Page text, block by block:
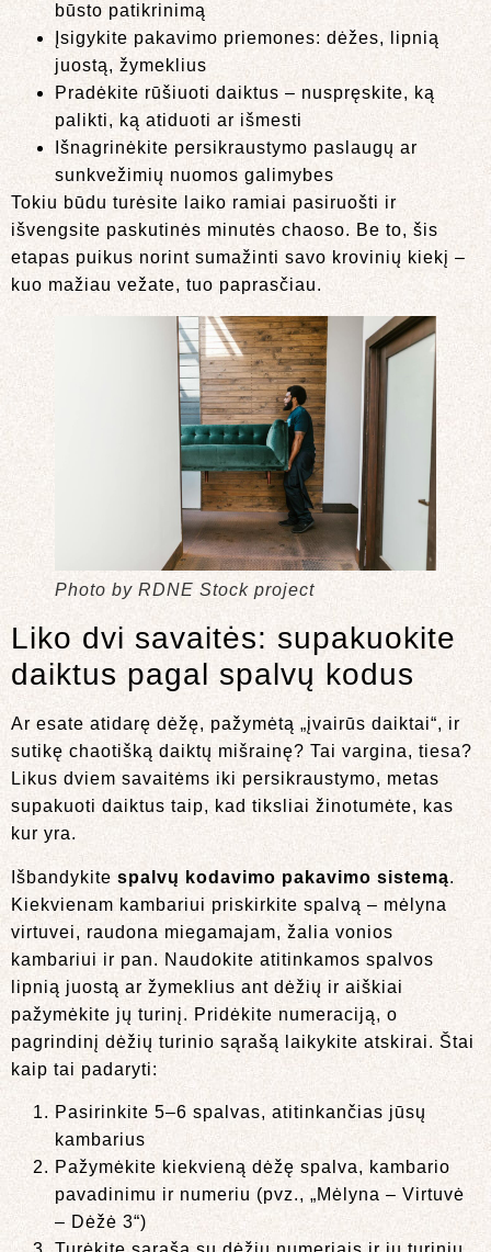
būsto patikrinimą
Įsigykite pakavimo priemones: dėžes, lipnią
juostą, žymeklius
Pradėkite rūšiuoti daiktus – nuspręskite, ką
palikti, ką atiduoti ar išmesti
Išnagrinėkite persikraustymo paslaugų ar
sunkvežimių nuomos galimybes
Tokiu būdu turėsite laiko ramiai pasiruošti ir
išvengsite paskutinės minutės chaoso. Be to, šis
etapas puikus norint sumažinti savo krovinių kiekį –
kuo mažiau vežate, tuo paprasčiau.
Photo by RDNE Stock project
Liko dvi savaitės: supakuokite
daiktus pagal spalvų kodus
Ar esate atidarę dėžę, pažymėtą „įvairūs daiktai“, ir
sutikę chaotišką daiktų mišrainę? Tai vargina, tiesa?
Likus dviem savaitėms iki persikraustymo, metas
supakuoti daiktus taip, kad tiksliai žinotumėte, kas
kur yra.
Išbandykite spalvų kodavimo pakavimo sistemą.
Kiekvienam kambariui priskirkite spalvą – mėlyna
virtuvei, raudona miegamajam, žalia vonios
kambariui ir pan. Naudokite atitinkamos spalvos
lipnią juostą ar žymeklius ant dėžių ir aiškiai
pažymėkite jų turinį. Pridėkite numeraciją, o
pagrindinį dėžių turinio sąrašą laikykite atskirai. Štai
kaip tai padaryti:
Pasirinkite 5–6 spalvas, atitinkančias jūsų
kambarius
Pažymėkite kiekvieną dėžę spalva, kambario
pavadinimu ir numeriu (pvz., „Mėlyna – Virtuvė
– Dėžė 3“)